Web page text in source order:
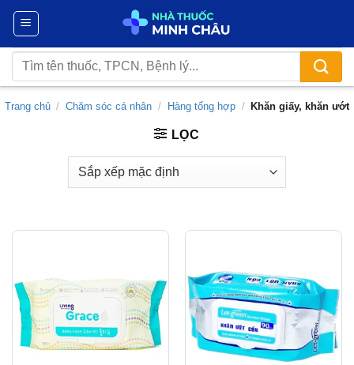
Chuyển
nội
dung
Tìm
kiếm:
Trang chủ / Chăm sóc cá nhân / Hàng tổng hợp / Khăn giấy, khăn ướt
LỌC